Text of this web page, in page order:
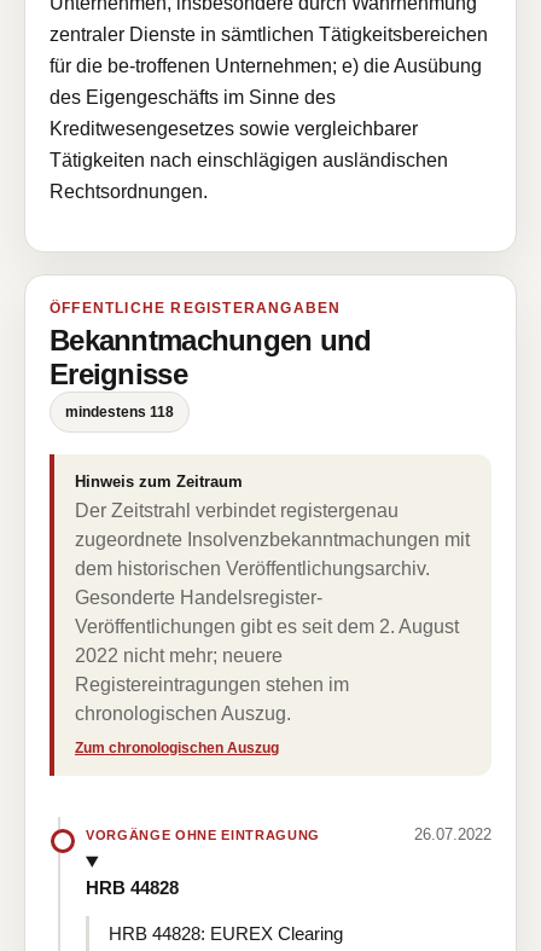
zentraler Dienste in sämtlichen Tätigkeitsbereichen
für die be-troffenen Unternehmen; e) die Ausübung
des Eigengeschäfts im Sinne des
Kreditwesengesetzes sowie vergleichbarer
Tätigkeiten nach einschlägigen ausländischen
Rechtsordnungen.
ÖFFENTLICHE REGISTERANGABEN
Bekanntmachungen und
Ereignisse
mindestens 118
Hinweis zum Zeitraum
Der Zeitstrahl verbindet registergenau
zugeordnete Insolvenzbekanntmachungen mit
dem historischen Veröffentlichungsarchiv.
Gesonderte Handelsregister-
Veröffentlichungen gibt es seit dem 2. August
2022 nicht mehr; neuere
Registereintragungen stehen im
chronologischen Auszug.
Zum chronologischen Auszug
VORGÄNGE OHNE EINTRAGUNG 26.07.2022
HRB 44828
HRB 44828: EUREX Clearing